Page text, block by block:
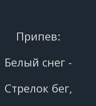
Припев:
Белый снег -
Стрелок бег,